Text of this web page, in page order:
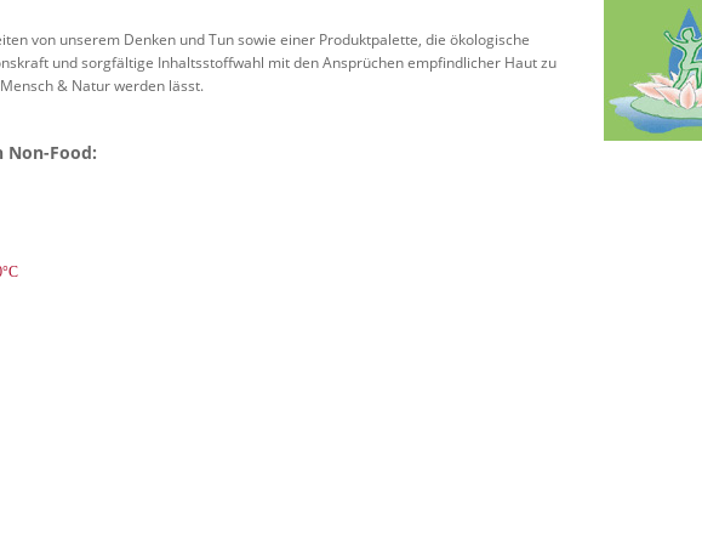
von unserem Denken und Tun sowie einer Produktpalette, die ökologische
und sorgfältige Inhaltsstoffwahl mit den Ansprüchen empfindlicher Haut zu
& Natur werden lässt.
Non-Food: